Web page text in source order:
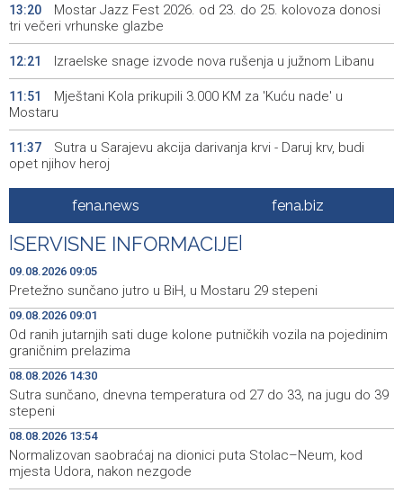
13:20
Mostar Jazz Fest 2026. od 23. do 25. kolovoza donosi
tri večeri vrhunske glazbe
12:21 Izraelske snage izvode nova rušenja u južnom Libanu
11:51
Mještani Kola prikupili 3.000 KM za 'Kuću nade' u
Mostaru
11:37
Sutra u Sarajevu akcija darivanja krvi - Daruj krv, budi
opet njihov heroj
BiH među zapaženijim učesnicima CIGRE u Parizu - AI i
energetska tranzicija u fokusu
10:28
Pezer već sutra nastupa u kvalifikacijama, vjeruje da će i
navečer biti u finalu EP-a u Birminghamu
Ballian: Neopravdana sječa stabala a grad zbog manjka
drveća sve topliji
10:09
FBiH nema objedinjene podatke o povučenom i
uništenom mesu, prekršaji utvrđeni u 40 kontrola
10:03
Marija Šerifović pred više hiljada posjetitelja na Piroti
zatvorila 'Dane dijaspore 2026' u Travniku
09:28
Kušljugić: Sprječavanje dehidracije i pregrijavanja ključni
za očuvanje zdravlja srca tokom vrućina
fena.news fena.biz
SERVISNE INFORMACIJE
09.08.2026 09:05
Pretežno sunčano jutro u BiH, u Mostaru 29 stepeni
09.08.2026 09:01
Od ranih jutarnjih sati duge kolone putničkih vozila na pojedinim
graničnim prelazima
08.08.2026 14:30
Sutra sunčano, dnevna temperatura od 27 do 33, na jugu do 39
stepeni
08.08.2026 13:54
Normalizovan saobraćaj na dionici puta Stolac–Neum, kod
mjesta Udora, nakon nezgode